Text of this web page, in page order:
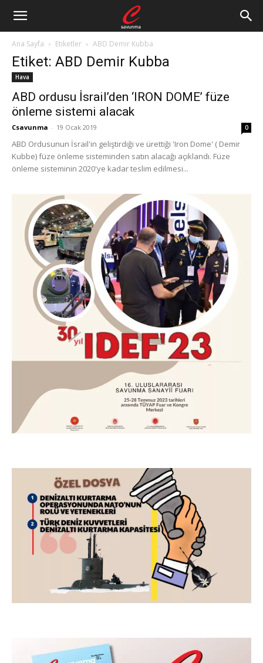
Ana Sayfa Etiketler ABD Demir Kubba
Etiket: ABD Demir Kubba
Hava
ABD ordusu İsrail’den ‘IRON DOME’ füze
önleme sistemi alacak
Csavunma - 19 Ocak 2019 0
ABD Ordusunun İsrail'in geliştirdiği ve ürettiği 'Iron Dome' ( Demir
Kubbe) füze önleme sisteminden satın alacağı açıklandı. Füze
önleme sisteminin 2020'ye kadar teslim edilmesi...